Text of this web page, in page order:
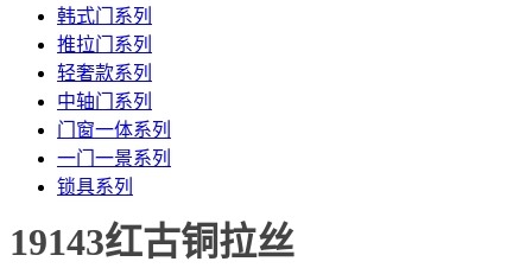
韩式门系列
推拉门系列
轻奢款系列
中轴门系列
门窗一体系列
一门一景系列
锁具系列
19143红古铜拉丝